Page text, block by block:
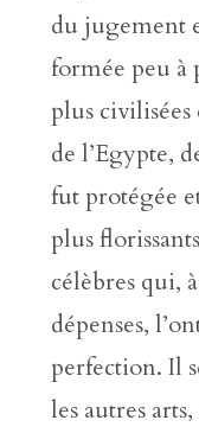
du jugement
formée peu à
plus civilisées
de l’Egypte,
fut protégée
plus
célèbres qui,
dépenses,
perfection. Il
les autres arts,